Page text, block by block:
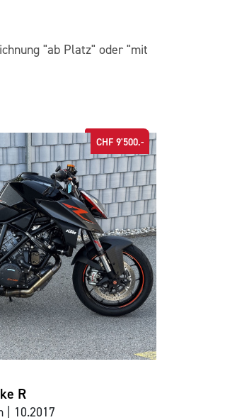
"ab Platz" oder "mit
R
| 10.2017
CHF 9'500.-